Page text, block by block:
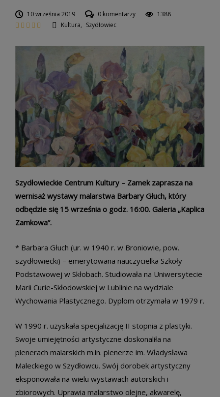
10 września 2019 0 komentarzy
1388
Kultura, Szydłowiec
Szydłowieckie Centrum Kultury – Zamek zaprasza na
wernisaż wystawy malarstwa Barbary Głuch, który
odbędzie się 15 września o godz. 16:00. Galeria „Kaplica
Zamkowa”.
* Barbara Głuch (ur. w 1940 r. w Broniowie, pow.
szydłowiecki) – emerytowana nauczycielka Szkoły
Podstawowej w Skłobach. Studiowała na Uniwersytecie
Marii Curie-Skłodowskiej w Lublinie na wydziale
Wychowania Plastycznego. Dyplom otrzymała w 1979 r.
W 1990 r. uzyskała specjalizację II stopnia z plastyki.
Swoje umiejętności artystyczne doskonaliła na
plenerach malarskich m.in. plenerze im. Władysława
Maleckiego w Szydłowcu. Swój dorobek artystyczny
eksponowała na wielu wystawach autorskich i
zbiorowych. Uprawia malarstwo olejne, akwarelę,